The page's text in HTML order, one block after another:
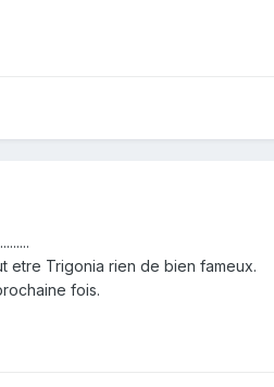
etre Trigonia rien de bien fameux.
fois.